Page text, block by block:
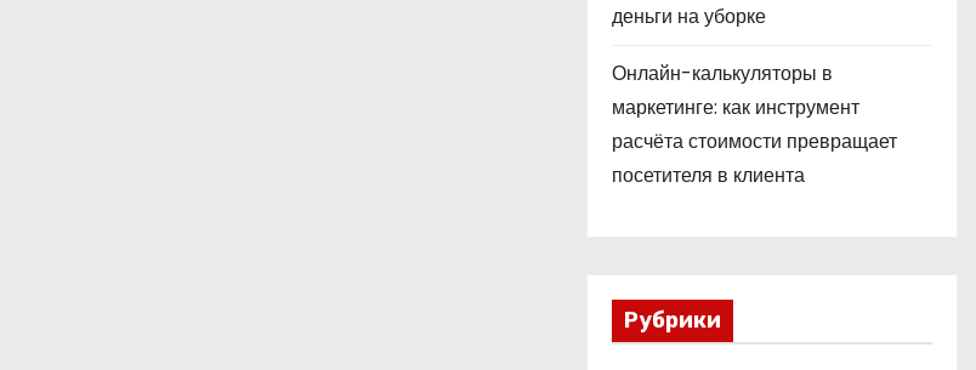
деньги на уборке
Онлайн-калькуляторы в
маркетинге: как инструмент
расчёта стоимости превращает
посетителя в клиента
Рубрики